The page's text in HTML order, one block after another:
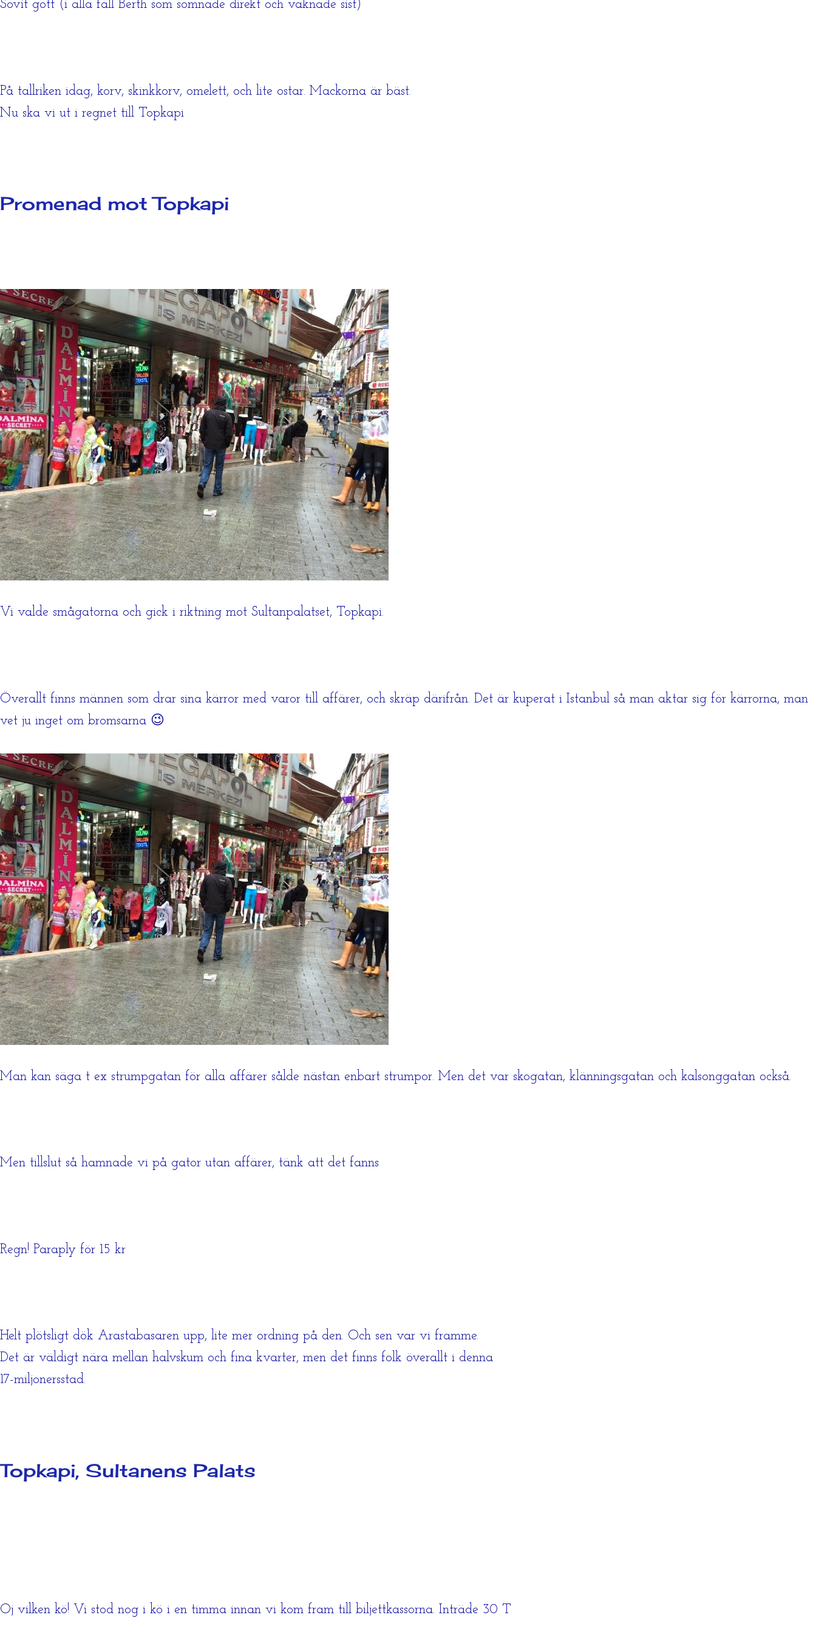
Sovit gott (i alla fall Berth som somnade direkt och vaknade sist)
På tallriken idag, korv, skinkkorv, omelett, och lite ostar. Mackorna är bäst.
Nu ska vi ut i regnet till Topkapi
Promenad mot Topkapi
Vi valde smågatorna och gick i riktning mot Sultanpalatset, Topkapi.
Överallt finns männen som drar sina kärror med varor till affärer, och skräp därifrån. Det är kuperat i Istanbul så man aktar sig för kärrorna, man
vet ju inget om bromsarna 😉
Man kan säga t ex strumpgatan för alla affärer sålde nästan enbart strumpor. Men det var skogatan, klänningsgatan och kalsonggatan också.
Men tillslut så hamnade vi på gator utan affärer, tänk att det fanns
Regn! Paraply för 15 kr
Helt plötsligt dök Arastabasaren upp, lite mer ordning på den. Och sen var vi framme.
Det är väldigt nära mellan halvskum och fina kvarter, men det finns folk överallt i denna
17-miljonersstad.
Topkapi, Sultanens Palats
Oj vilken kö! Vi stod nog i kö i en timma innan vi kom fram till biljettkassorna. Inträde 30 T